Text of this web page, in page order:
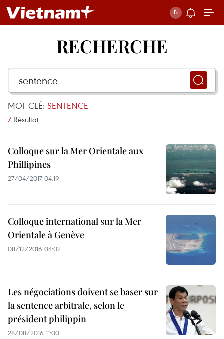
RECHERCHE
MOT CLÉ: SENTENCE
7 Résultat
Colloque sur la Mer Orientale aux
Phillipines
27/04/2017 04:19
Colloque international sur la Mer
Orientale à Genève
08/12/2016 04:02
Les négociations doivent se baser sur
la sentence arbitrale, selon le
président philippin
28/08/2016 11:00